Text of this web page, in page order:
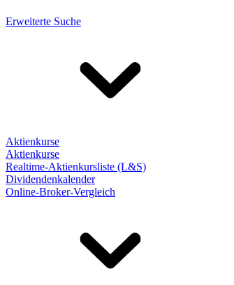
Erweiterte Suche
Aktienkurse
Aktienkurse
Realtime-Aktienkursliste (L&S)
Dividendenkalender
Online-Broker-Vergleich